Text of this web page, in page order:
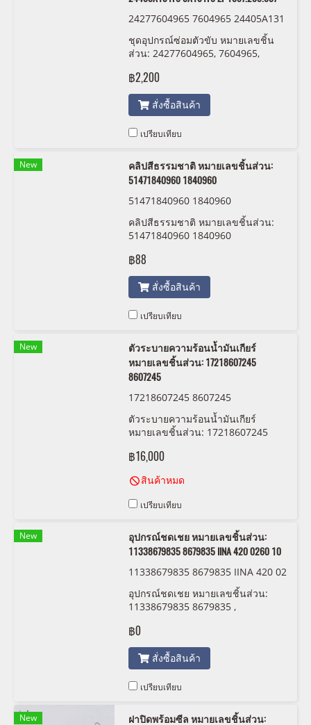
24277604965 7604965 24405A131
F0 5A131F0 ZF 1087 298 007:009
ชุดอุปกรณ์ซ่อมตัวขับ หมายเลขชิ้น
ส่วน: 24277604965, 7604965,
1087.298.007
฿2,200
สั่งซื้อสินค้า
เปรียบเทียบ
New
คลิปสีธรรมชาติ หมายเลขชิ้นส่วน:
51471840960 1840960
51471840960 1840960
คลิปสีธรรมชาติ หมายเลขชิ้นส่วน:
51471840960 1840960
฿88
สั่งซื้อสินค้า
เปรียบเทียบ
New
ตัวระบายความร้อนน้ำมันเกียร์
หมายเลขชิ้นส่วน: 17218607245
8607245
17218607245 8607245
ตัวระบายความร้อนน้ำมันเกียร์
หมายเลขชิ้นส่วน: 17218607245
฿16,000
สินค้าหมด
เปรียบเทียบ
New
อุปกรณ์ชดเชย หมายเลขชิ้นส่วน:
11338679835 8679835 IINA 420 0260 10
11338679835 8679835 IINA 420 02
อุปกรณ์ชดเชย หมายเลขชิ้นส่วน:
11338679835 8679835 ,
0260 10
฿0
สั่งซื้อสินค้า
เปรียบเทียบ
New ฝาปิดพร้อมซีล หมายเลขชิ้นส่วน: